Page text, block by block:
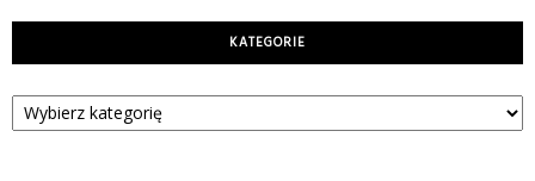
KATEGORIE
Kategorie